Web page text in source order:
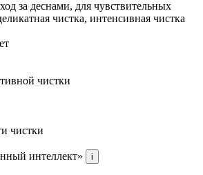
за деснами, для чувствительных
чистка, интенсивная чистка
чистки
чистки
интеллект»
i